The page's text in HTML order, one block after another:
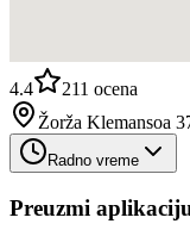
4.4 211 ocena
Žorža Klemansoa
Radno vreme
Preuzmi